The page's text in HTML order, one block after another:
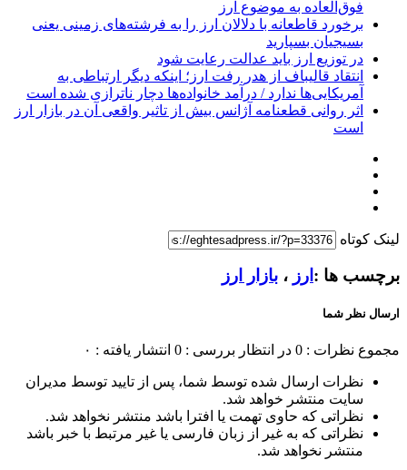
فوق‌العاده به موضوع ارز
برخورد قاطعانه با دلالان ارز را به فرشته‌های زمینی یعنی
بسیجیان بسپارید
در توزیع ارز باید عدالت رعایت شود
انتقاد قالیباف از هدر رفت ارز؛ اینکه دیگر ارتباطی به
آمریکایی‌ها ندارد / درآمد خانواده‌ها دچار ناترازی شده است
اثر روانی قطعنامه آژانس بیش از تاثیر واقعی آن در بازار ارز
است
لینک کوتاه
برچسب ها : ارز ، بازار ارز
ارسال نظر شما
مجموع نظرات : 0 در انتظار بررسی : 0 انتشار یافته : ۰
نظرات ارسال شده توسط شما، پس از تایید توسط مدیران
سایت منتشر خواهد شد.
نظراتی که حاوی تهمت یا افترا باشد منتشر نخواهد شد.
نظراتی که به غیر از زبان فارسی یا غیر مرتبط با خبر باشد
منتشر نخواهد شد.